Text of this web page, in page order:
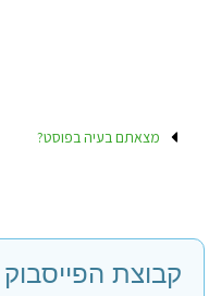
מצאתם בעיה בפוסט?
קבוצת הפייסבוק